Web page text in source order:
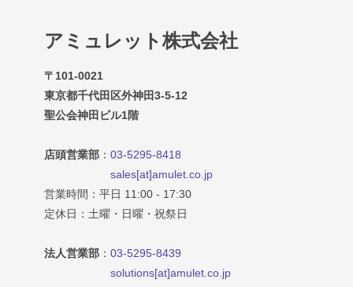
アミュレット株式会社
〒101-0021
東京都千代田区外神田3-5-12
聖公会神田ビル1階
店頭営業部 ： 03-5295-8418
sales[at]amulet.co.jp
営業時間：平日 11:00 - 17:30
定休日：土曜・日曜・祝祭日
法人営業部 ： 03-5295-8439
solutions[at]amulet.co.jp